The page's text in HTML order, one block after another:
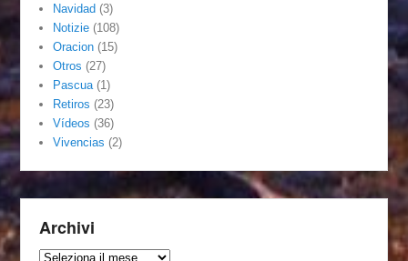
Navidad (3)
Notizie (108)
Oracion (15)
Otros (27)
Pascua (1)
Retiros (23)
Vídeos (36)
Vivencias (2)
Archivi
Archivi